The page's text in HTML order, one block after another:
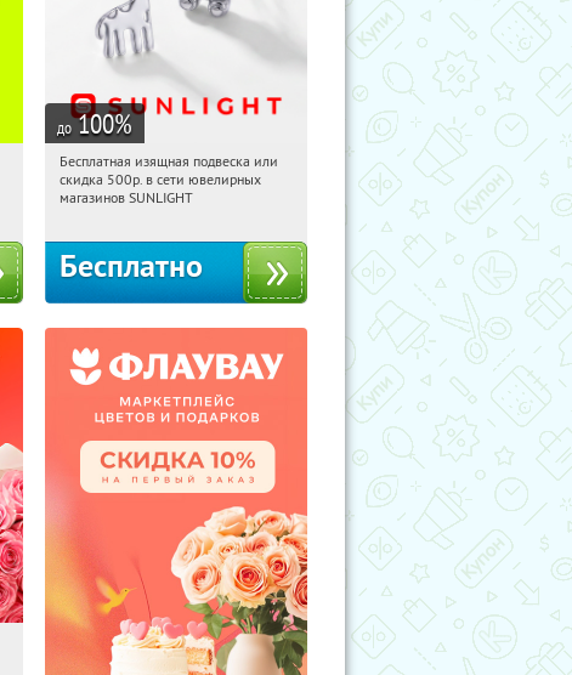
до 100%
10:49:53 Получили:
Россия
Бесплатная изящная подвеска или
скидка 500р. в сети ювелирных
магазинов SUNLIGHT
Бесплатно